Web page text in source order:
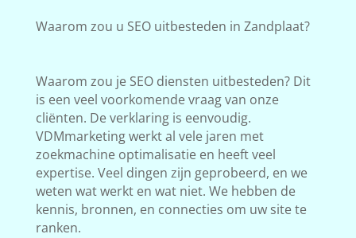
Waarom zou u SEO uitbesteden in Zandplaat?
Waarom zou je SEO diensten uitbesteden? Dit
is een veel voorkomende vraag van onze
cliënten. De verklaring is eenvoudig.
VDMmarketing werkt al vele jaren met
zoekmachine optimalisatie en heeft veel
expertise. Veel dingen zijn geprobeerd, en we
weten wat werkt en wat niet. We hebben de
kennis, bronnen, en connecties om uw site te
ranken.